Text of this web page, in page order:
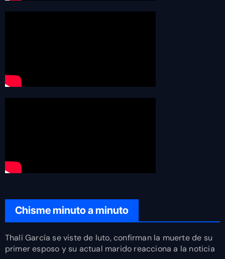
Chisme minuto a minuto
Thalí García se viste de luto, confirman la muerte de su
primer esposo y su actual marido reacciona a la noticia